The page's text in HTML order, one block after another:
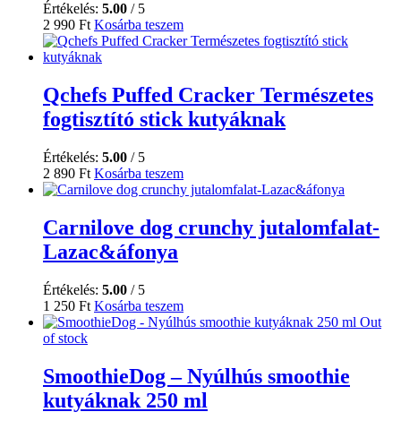
Értékelés: 5.00 / 5
2 990 Ft Kosárba teszem
Qchefs Puffed Cracker Természetes
fogtisztító stick kutyáknak
Értékelés: 5.00 / 5
2 890 Ft Kosárba teszem
Carnilove dog crunchy jutalomfalat-
Lazac&áfonya
Értékelés: 5.00 / 5
1 250 Ft Kosárba teszem
Out
of stock
SmoothieDog – Nyúlhús smoothie
kutyáknak 250 ml